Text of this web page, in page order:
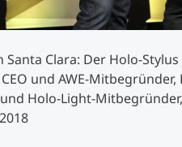
Santa Clara: Der Holo-
und AWE-
Holo-Light-